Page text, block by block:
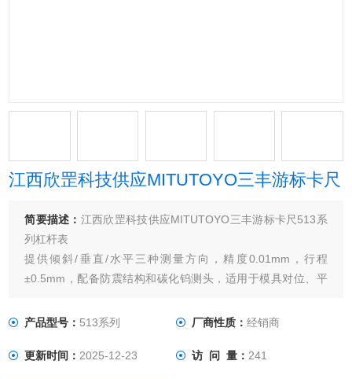
江西欣罡科技供应MITUTOYO三丰游标卡尺
简要描述： 江西欣罡科技供应MITUTOYO三丰游标卡尺513系
列杠杆表
提供倾斜/垂直/水平三种测量方向，精度0.01mm，行程
±0.5mm，配备防震结构和碳化钨测头，适用于模具对位、平
产品型号： 513系列 厂商性质： 经销商
更新时间：2025-12-23 访 问 量： 241